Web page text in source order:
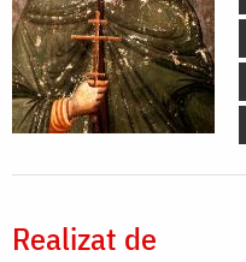
Realizat de